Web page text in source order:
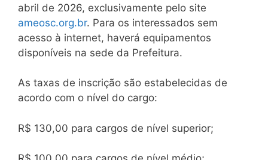
abril de 2026, exclusivamente pelo site
ameosc.org.br. Para os interessados sem
acesso à internet, haverá equipamentos
disponíveis na sede da Prefeitura.
As taxas de inscrição são estabelecidas de
acordo com o nível do cargo:
R$ 130,00 para cargos de nível superior;